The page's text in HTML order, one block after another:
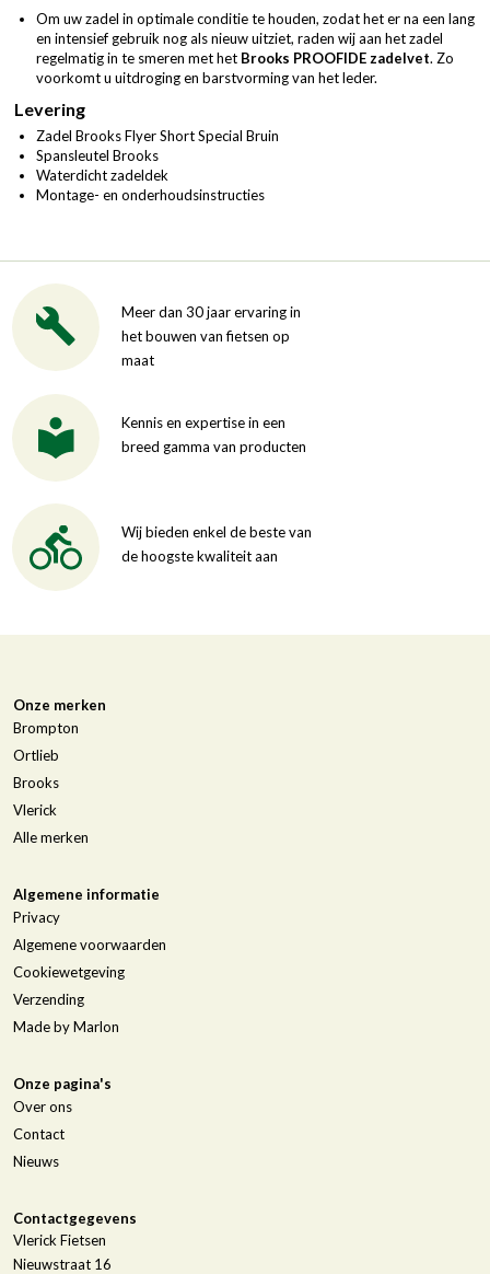
Om uw zadel in optimale conditie te houden, zodat het er na een lang
en intensief gebruik nog als nieuw uitziet, raden wij aan het zadel
regelmatig in te smeren met het Brooks PROOFIDE zadelvet. Zo
voorkomt u uitdroging en barstvorming van het leder.
Levering
Zadel Brooks Flyer Short Special Bruin
Spansleutel Brooks
Waterdicht zadeldek
Montage- en onderhoudsinstructies
Meer dan 30 jaar ervaring in
het bouwen van fietsen op
maat
Kennis en expertise in een
breed gamma van producten
Wij bieden enkel de beste van
de hoogste kwaliteit aan
Onze merken
Brompton
Ortlieb
Brooks
Vlerick
Alle merken
Algemene informatie
Privacy
Algemene voorwaarden
Cookiewetgeving
Verzending
Made by Marlon
Onze pagina's
Over ons
Contact
Nieuws
Contactgegevens
Vlerick Fietsen
Nieuwstraat 16